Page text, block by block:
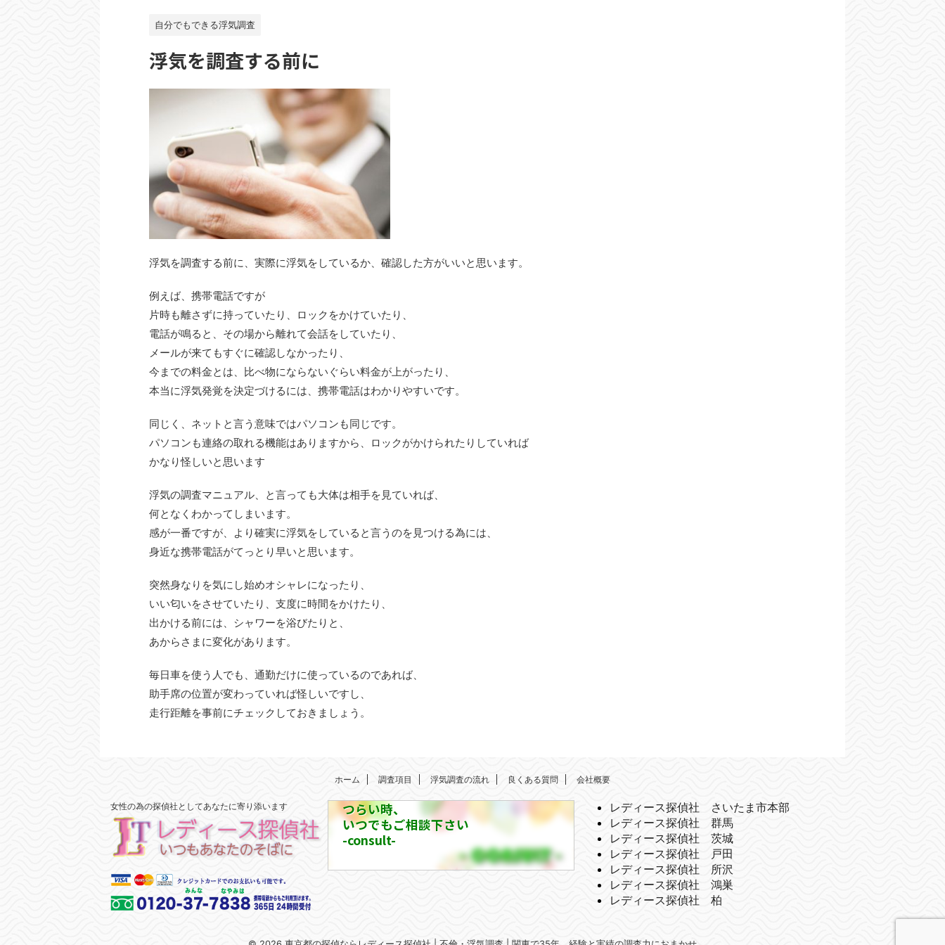
自分でもできる浮気調査
浮気を調査する前に
浮気を調査する前に、実際に浮気をしているか、確認した方がいいと思います。
例えば、携帯電話ですが
片時も離さずに持っていたり、ロックをかけていたり、
電話が鳴ると、その場から離れて会話をしていたり、
メールが来てもすぐに確認しなかったり、
今までの料金とは、比べ物にならないぐらい料金が上がったり、
本当に浮気発覚を決定づけるには、携帯電話はわかりやすいです。
同じく、ネットと言う意味ではパソコンも同じです。
パソコンも連絡の取れる機能はありますから、ロックがかけられたりしていれば
かなり怪しいと思います
浮気の調査マニュアル、と言っても大体は相手を見ていれば、
何となくわかってしまいます。
感が一番ですが、より確実に浮気をしていると言うのを見つける為には、
身近な携帯電話がてっとり早いと思います。
突然身なりを気にし始めオシャレになったり、
いい匂いをさせていたり、支度に時間をかけたり、
出かける前には、シャワーを浴びたりと、
あからさまに変化があります。
毎日車を使う人でも、通勤だけに使っているのであれば、
助手席の位置が変わっていれば怪しいですし、
走行距離を事前にチェックしておきましょう。
ホーム 調査項目 浮気調査の流れ 良くある質問 会社概要
つらい時、
いつでもご相談下さい
-consult-
レディース探偵社 さいたま市本部
レディース探偵社 群馬
レディース探偵社 茨城
レディース探偵社 戸田
レディース探偵社 所沢
レディース探偵社 鴻巣
レディース探偵社 柏
女性の為の探偵社としてあなたに寄り添います